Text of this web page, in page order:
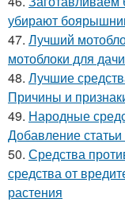
убирают
47. Лучший
мотоблоки для дачи
48. Лучшие
Причины и
49. Народные
Добавление
50. Средства
средства от
растения